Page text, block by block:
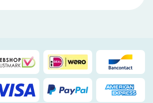
duin- & bollenstreek
WebwinkelKeuriDeal
Visa PayPal